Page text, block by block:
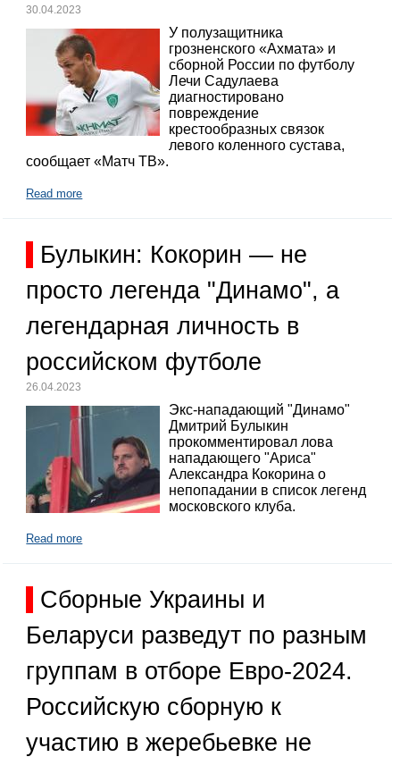
30.04.2023
У полузащитника
грозненского «Ахмата» и
сборной России по футболу
Лечи Садулаева
диагностировано
повреждение
крестообразных связок
левого коленного сустава,
сообщает «Матч ТВ».
Read more
Булыкин: Кокорин — не
просто легенда "Динамо", а
легендарная личность в
российском футболе
26.04.2023
Экс-нападающий "Динамо"
Дмитрий Булыкин
прокомментировал лова
нападающего "Ариса"
Александра Кокорина о
непопадании в список легенд
московского клуба.
Read more
Сборные Украины и
Беларуси разведут по разным
группам в отборе Евро-2024.
Российскую сборную к
участию в жеребьевке не